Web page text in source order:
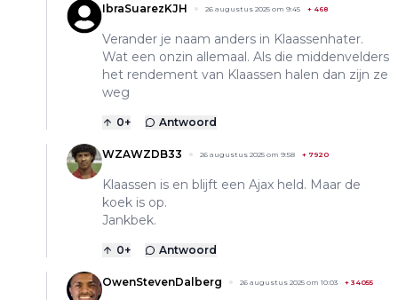
IbraSuarezKJH 26 augustus 2025 om 9:45 + 468
Verander je naam anders in Klaassenhater.
Wat een onzin allemaal. Als die middenvelders
het rendement van Klaassen halen dan zijn ze
weg
0+ Antwoord
WZAWZDB33 26 augustus 2025 om 9:58 + 7920
Klaassen is en blijft een Ajax held. Maar de
koek is op.
Jankbek.
0+ Antwoord
OwenStevenDalberg 26 augustus 2025 om 10:03 + 34055